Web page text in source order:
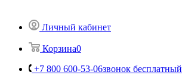
Посуда
Флаги и вымпелы